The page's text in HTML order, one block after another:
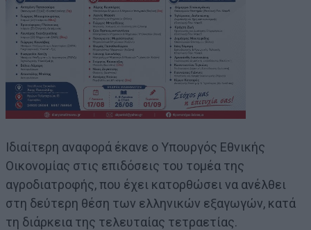
Ιδιαίτερη αναφορά έκανε ο Υπουργός Εθνικής
Οικονομίας στις επιδόσεις του τομέα της
αγροδιατροφής, που έχει κατορθώσει να ανέλθει
στη δεύτερη θέση των ελληνικών εξαγωγών, κατά
τη διάρκεια της τελευταίας τετραετίας.